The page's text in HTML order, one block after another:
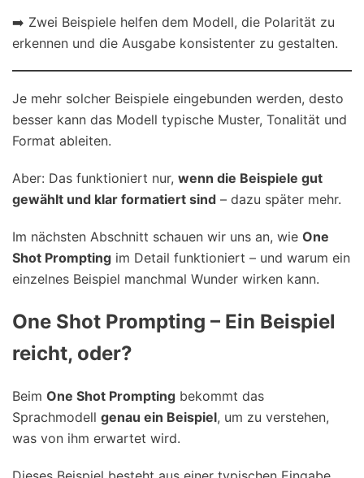
➡️ Zwei Beispiele helfen dem Modell, die Polarität zu
erkennen und die Ausgabe konsistenter zu gestalten.
Je mehr solcher Beispiele eingebunden werden, desto
besser kann das Modell typische Muster, Tonalität und
Format ableiten.
Aber: Das funktioniert nur, wenn die Beispiele gut
gewählt und klar formatiert sind – dazu später mehr.
Im nächsten Abschnitt schauen wir uns an, wie One
Shot Prompting im Detail funktioniert – und warum ein
einzelnes Beispiel manchmal Wunder wirken kann.
One Shot Prompting – Ein Beispiel
reicht, oder?
Beim One Shot Prompting bekommt das
Sprachmodell genau ein Beispiel, um zu verstehen,
was von ihm erwartet wird.